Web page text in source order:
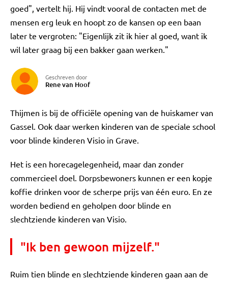
goed", vertelt hij. Hij vindt vooral de contacten met de
mensen erg leuk en hoopt zo de kansen op een baan
later te vergroten: "Eigenlijk zit ik hier al goed, want ik
wil later graag bij een bakker gaan werken."
Geschreven door
Rene van Hoof
Thijmen is bij de officiële opening van de huiskamer van
Gassel. Ook daar werken kinderen van de speciale school
voor blinde kinderen Visio in Grave.
Het is een horecagelegenheid, maar dan zonder
commercieel doel. Dorpsbewoners kunnen er een kopje
koffie drinken voor de scherpe prijs van één euro. En ze
worden bediend en geholpen door blinde en
slechtziende kinderen van Visio.
"Ik ben gewoon mijzelf."
Ruim tien blinde en slechtziende kinderen gaan aan de